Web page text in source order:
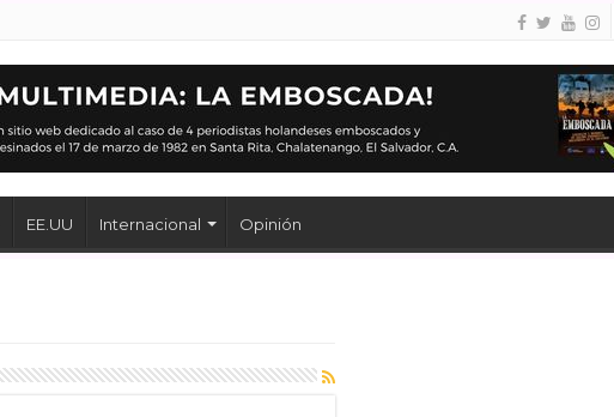
EE.UU Internacional Opinión